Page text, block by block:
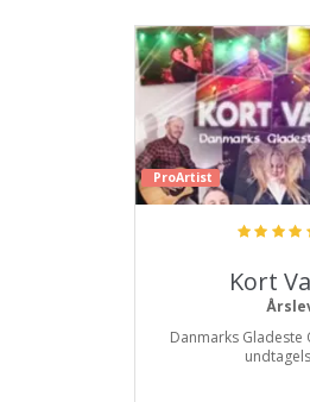
ProArtist
Kort
Danmarks Gladeste